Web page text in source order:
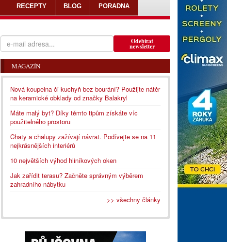
Odebírat
newsletter
MAGAZÍN
Nová koupelna či kuchyň bez bourání? Použijte nátěr
na keramické obklady od značky Balakryl
Máte malý byt? Díky těmto tipům získáte víc
použitelného prostoru
Chaty a chalupy zažívají návrat. Podívejte se na 11
nejkrásnějších interiérů
10 největších výhod hliníkových oken
Jak zařídit terasu? Začněte správným výběrem
zahradního nábytku
>> všechny články
RECEPTY BLOG PORADNA